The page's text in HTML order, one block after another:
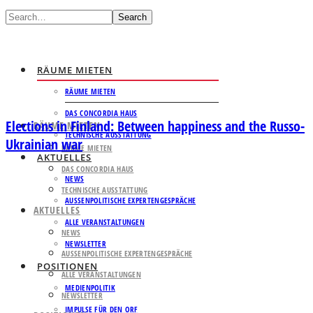
Search
RÄUME MIETEN
RÄUME MIETEN
DAS CONCORDIA HAUS
TECHNISCHE AUSSTATTUNG
AKTUELLES
NEWS
AUSSENPOLITISCHE EXPERTENGESPRÄCHE
ALLE VERANSTALTUNGEN
NEWSLETTER
POSITIONEN
MEDIENPOLITIK
IMPULSE FÜR DEN ORF
RÄUME MIETEN
RÄUME MIETEN
DAS CONCORDIA HAUS
TECHNISCHE AUSSTATTUNG
AKTUELLES
NEWS
AUSSENPOLITISCHE EXPERTENGESPRÄCHE
ALLE VERANSTALTUNGEN
NEWSLETTER
Elections in Finland: Between happiness and the Russo-
Ukrainian war